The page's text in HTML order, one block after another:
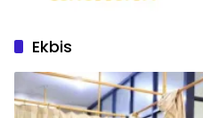
Ekbis